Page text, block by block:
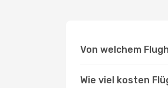
Von welchem
Wie viel kosten